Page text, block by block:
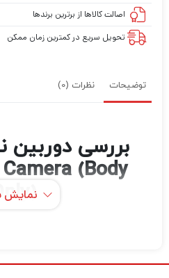
اصالت کالاها از برترین برندها
تحویل سریع در کمترین زمان ممکن
توضیحات نظرات (0)
(Body
نمایش